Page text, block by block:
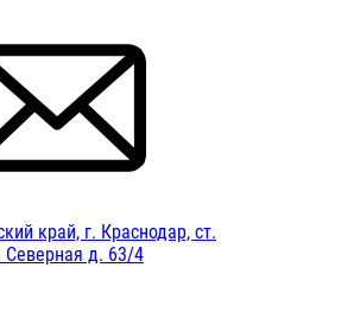
край, г. Краснодар, ст.
Северная д. 63/4